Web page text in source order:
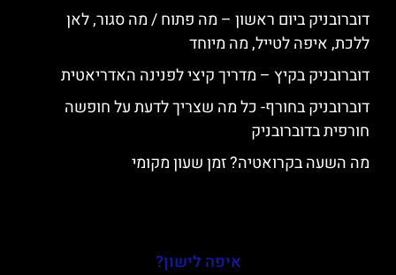
דוברובניק ביום ראשון – מה פתוח / מה סגור, לאן
ללכת, איפה לטייל, מה מיוחד
דוברובניק בקיץ – מדריך קיצי לפנינה האדריאטית
דוברובניק בחורף- כל מה שצריך לדעת על חופשה
חורפית בדוברובניק
מה השעה בקרואטיה? זמן שעון מקומי
איפה לישון?